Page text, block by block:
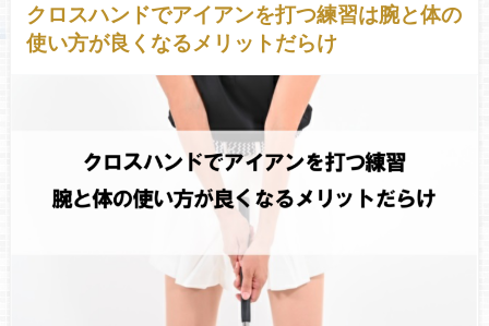
クロスハンドでアイアンを打つ練習は腕と体の
使い方が良くなるメリットだらけ